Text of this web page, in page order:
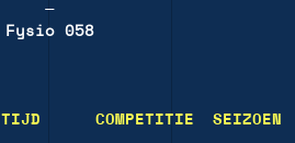
—
Fysio 058
TIJD COMPETITIE SEIZOEN